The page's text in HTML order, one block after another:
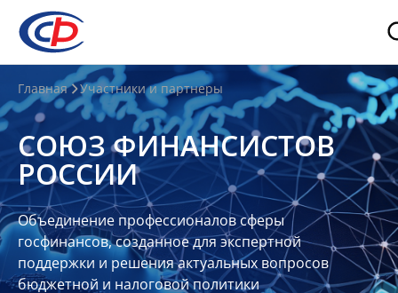
О
нас
О
СФР
Совет
Союза
Участники
Планы
Главная Участники и партнеры
СОЮЗ ФИНАНСИСТОВ
РОССИИ
Объединение профессионалов сферы
госфинансов, созданное для экспертной
поддержки и решения актуальных вопросов
бюджетной и налоговой политики